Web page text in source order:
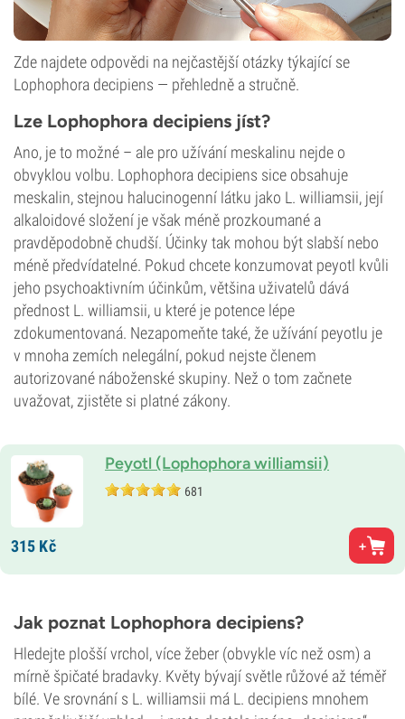
Zde najdete odpovědi na nejčastější otázky týkající se
Lophophora decipiens — přehledně a stručně.
Lze Lophophora decipiens jíst?
Ano, je to možné – ale pro užívání meskalinu nejde o
obvyklou volbu. Lophophora decipiens sice obsahuje
meskalin, stejnou halucinogenní látku jako L. williamsii, její
alkaloidové složení je však méně prozkoumané a
pravděpodobně chudší. Účinky tak mohou být slabší nebo
méně předvídatelné. Pokud chcete konzumovat peyotl kvůli
jeho psychoaktivním účinkům, většina uživatelů dává
přednost L. williamsii, u které je potence lépe
zdokumentovaná. Nezapomeňte také, že užívání peyotlu je
v mnoha zemích nelegální, pokud nejste členem
autorizované náboženské skupiny. Než o tom začnete
uvažovat, zjistěte si platné zákony.
Peyotl (Lophophora williamsii)
681
315 Kč
Jak poznat Lophophora decipiens?
Hledejte plošší vrchol, více žeber (obvykle víc než osm) a
mírně špičaté bradavky. Květy bývají světle růžové až téměř
bílé. Ve srovnání s L. williamsii má L. decipiens mnohem